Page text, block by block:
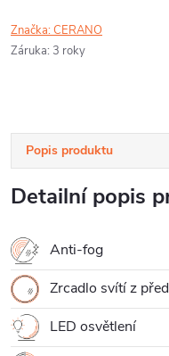
Značka:CERANO
Záruka: 3 roky
Popis produktu
Detailní popis
Anti-fog
Zrcadlo svítí z
LED osvětlení